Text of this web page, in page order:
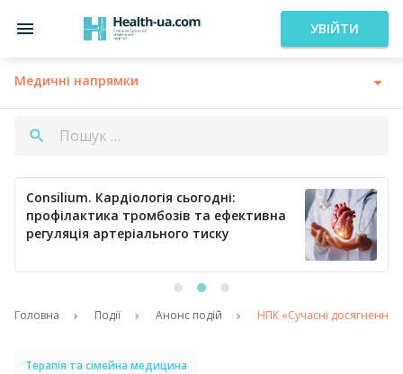
УВІЙТИ
Медичні напрямки
Consilium. Кардіологія сьогодні:
профілактика тромбозів та ефективна
регуляція артеріального тиску
Головна Події Анонс подій НПК «Cучасні досягнення
Терапія та сімейна медицина